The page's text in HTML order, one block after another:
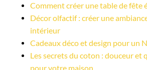
Comment créer une table de fête
Décor olfactif : créer une
intérieur
Cadeaux déco et design pour un
Les secrets du coton : douceur et
pour votre maison